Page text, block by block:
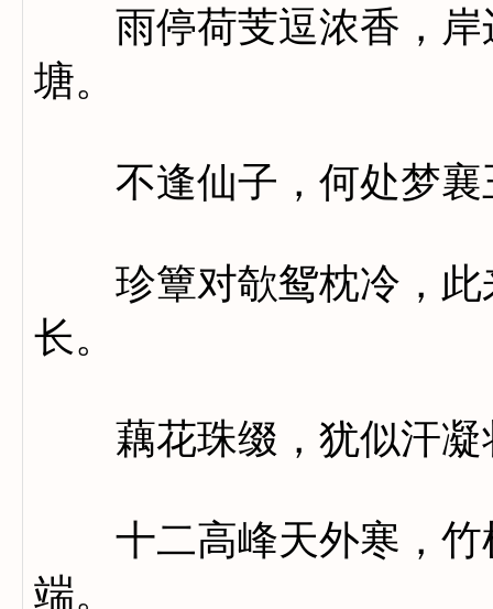
雨停荷芰逗浓香，岸
塘。
不逢仙子，何处梦襄
珍簟对欹鸳枕冷，此
长。
藕花珠缀，犹似汗凝
十二高峰天外寒，竹
端。